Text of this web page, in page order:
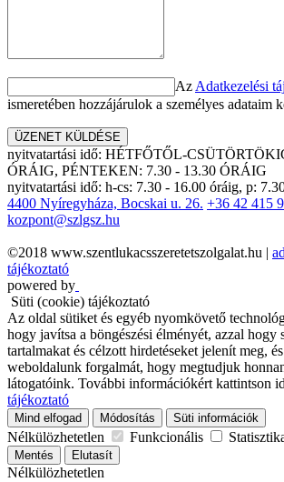
Az Adatkezelési
ismeretében hozzájárulok a személyes adataim
ÜZENET KÜLDÉSE
nyitvatartási idő: HÉTFŐTŐL-
ÓRÁIG, PÉNTEKEN: 7.30 - 13.30 ÓRÁIG
nyitvatartási idő: h-cs: 7.30 - 16.00 óráig, p:
4400 Nyíregyháza, Bocskai u. 26. +36 42 415
kozpont@szlgsz.hu
©2018 www.szentlukacsszeretetszolgalat.hu |
tájékoztató
powered by
Süti (cookie) tájékoztató
Az oldal sütiket és egyéb nyomkövető
hogy javítsa a böngészési élményét, azzal hogy
tartalmakat és célzott hirdetéseket jelenít meg,
weboldalunk forgalmát, hogy megtudjuk
látogatóink. További információkért kattintson
tájékoztató
Mind elfogad Módosítás Süti információk
Nélkülözhetetlen Funkcionális
Mentés Elutasít
Nélkülözhetetlen